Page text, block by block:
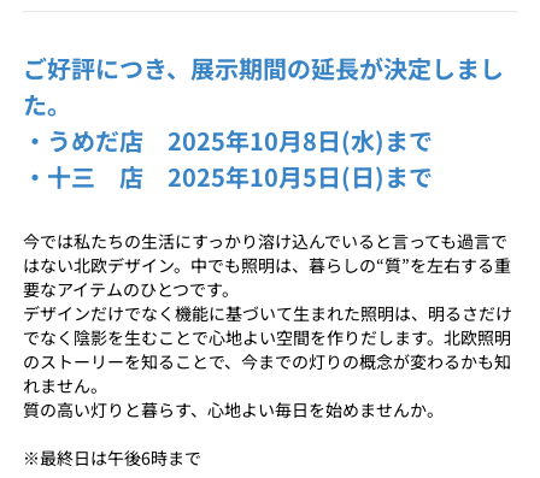
ご好評につき、展示期間の延長が決定しまし
た。
・うめだ店 2025年10月8日(水)まで
・十三 店 2025年10月5日(日)まで
今では私たちの生活にすっかり溶け込んでいると言っても過言で
はない北欧デザイン。中でも照明は、暮らしの“質”を左右する重
要なアイテムのひとつです。
デザインだけでなく機能に基づいて生まれた照明は、明るさだけ
でなく陰影を生むことで心地よい空間を作りだします。北欧照明
のストーリーを知ることで、今までの灯りの概念が変わるかも知
れません。
質の高い灯りと暮らす、心地よい毎日を始めませんか。
※最終日は午後6時まで